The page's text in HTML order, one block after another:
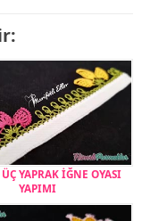
YAPRAK İĞNE OYASI
YAPIMI